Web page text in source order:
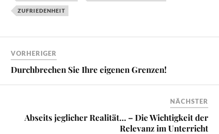
ZUFRIEDENHEIT
VORHERIGER
Durchbrechen Sie Ihre eigenen Grenzen!
NÄCHSTER
Abseits jeglicher Realität… – Die Wichtigkeit der
Relevanz im Unterricht